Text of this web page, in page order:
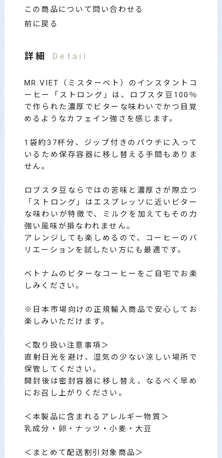
この商品について問い合わせる
前に戻る
詳細 Detail
MR.VIET（ミスターベト）のインスタントコ
ーヒー「ストロング」は、ロブスタ豆100％
で作られた濃厚でビターな味わいでかつ目覚
めるようなカフェイン強さを感じます。
1袋約37杯分、ジップ付きのパウチに入って
いるため保存容器に移し替える手間もありま
せん。
ロブスタ豆ならではの苦味と濃厚さが際立つ
「ストロング」はエスプレッソに近いビター
な味わいが特徴で、ミルクを加えてもその力
強い風味が損なわれません。
アレンジしても楽しめるので、コーヒーのバ
リエーションを試したい方にも最適です。
ベトナムのビターなコーヒーをご自宅でお楽
しみください。
※日本市場向けの正規輸入商品で安心してお
楽しみいただけます。
＜取り扱い注意事項＞
直射日光を避け、湿気の少ない涼しい場所で
保管してください。
開封後は密封容器に移し替え、なるべく早め
にお召し上がりください。
＜本製品に含まれるアレルギー物質＞
乳成分・卵・ナッツ・小麦・大豆
＜まとめて配送割引対象商品＞